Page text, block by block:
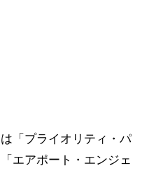
「プライオリティ・パ
エアポート・エンジェ